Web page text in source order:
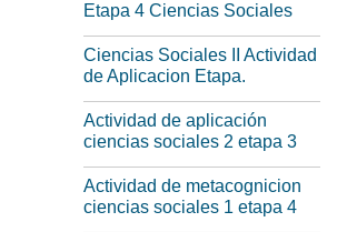
Etapa 4 Ciencias Sociales
Ciencias Sociales II Actividad
de Aplicacion Etapa.
Actividad de aplicación
ciencias sociales 2 etapa 3
Actividad de metacognicion
ciencias sociales 1 etapa 4